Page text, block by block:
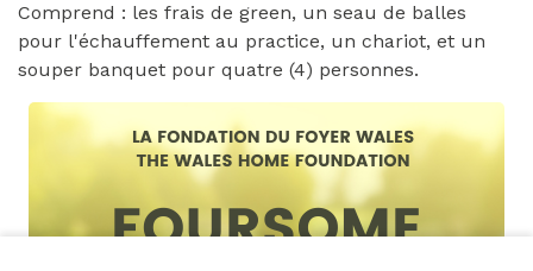
Comprend : les frais de green, un seau de balles
pour l'échauffement au practice, un chariot, et un
souper banquet pour quatre (4) personnes.